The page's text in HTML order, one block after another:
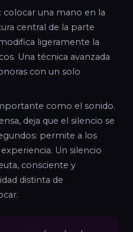
: colocar una mano en la
central de la parte
ligeramente la
Una técnica avanzada
con un solo
como el sonido.
deja que el silencio se
permite a los
Un silencio
consciente y
distinta de